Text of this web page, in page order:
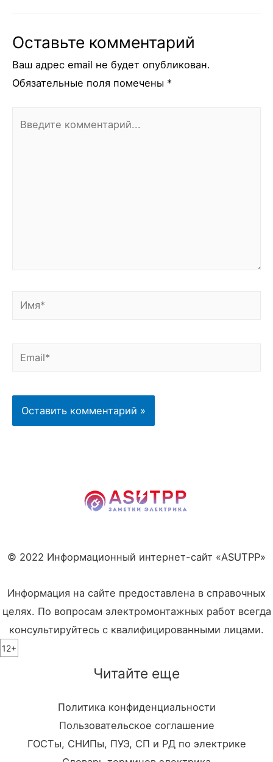
Оставьте комментарий
Ваш адрес email не будет опубликован.
Обязательные поля помечены *
комментарий...
Имя*
Email*
© 2022 Информационный интернет-сайт «ASUTPP»
Информация на сайте предоставлена в справочных
целях. По вопросам электромонтажных работ всегда
консультируйтесь с квалифицированными лицами.
12+
Читайте еще
Политика конфиденциальности
Пользовательское соглашение
ГОСТы, СНИПы, ПУЭ, СП и РД по электрике